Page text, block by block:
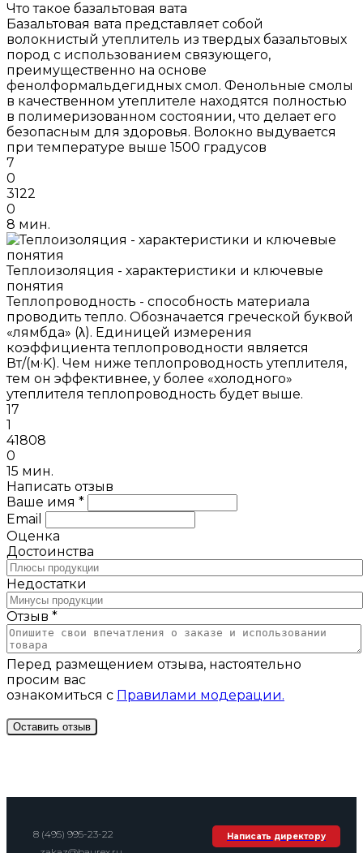
Что такое базальтовая вата
Базальтовая вата представляет собой
волокнистый утеплитель из твердых базальтовых
пород с использованием связующего,
преимущественно на основе
фенолформальдегидных смол. Фенольные смолы
в качественном утеплителе находятся полностью
в полимеризованном состоянии, что делает его
безопасным для здоровья. Волокно выдувается
при температуре выше 1500 градусов
7
0
3122
0
8 мин.
Теплоизоляция - характеристики и ключевые
понятия
Теплопроводность - способность материала
проводить тепло. Обозначается греческой буквой
«лямбда» (λ). Единицей измерения
коэффициента теплопроводности является
Вт/(м·K). Чем ниже теплопроводность утеплителя,
тем он эффективнее, у более «холодного»
утеплителя теплопроводность будет выше.
17
1
41808
0
15 мин.
Написать отзыв
Ваше имя *
Email
Оценка
Достоинства
Недостатки
Отзыв *
Перед размещением отзыва, настоятельно
просим вас
ознакомиться с Правилами модерации.
8 (495) 995-23-22
Написать директору